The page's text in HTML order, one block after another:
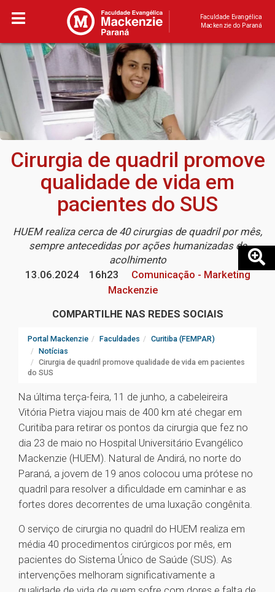
Faculdade Evangélica
Mackenzie do Paraná
Cirurgia de quadril promove
qualidade de vida em
pacientes do SUS
HUEM realiza cerca de 40 cirurgias de quadril por mês,
sempre antecedidas por ações humanizadas de
acolhimento
13.06.2024
16h23
Comunicação - Marketing
Mackenzie
COMPARTILHE NAS REDES SOCIAIS
Portal Mackenzie Faculdades
Curitiba (FEMPAR)
Notícias
Cirurgia de quadril promove qualidade de vida em pacientes
do SUS
Na última terça-feira, 11 de junho, a cabeleireira
Vitória Pietra viajou mais de 400 km até chegar em
Curitiba para retirar os pontos da cirurgia que fez no
dia 23 de maio no Hospital Universitário Evangélico
Mackenzie (HUEM). Natural de Andirá, no norte do
Paraná, a jovem de 19 anos colocou uma prótese no
quadril para resolver a dificuldade em caminhar e as
fortes dores decorrentes de uma luxação congênita.
O serviço de cirurgia no quadril do HUEM realiza em
média 40 procedimentos cirúrgicos por mês, em
pacientes do Sistema Único de Saúde (SUS). As
intervenções melhoram significativamente a